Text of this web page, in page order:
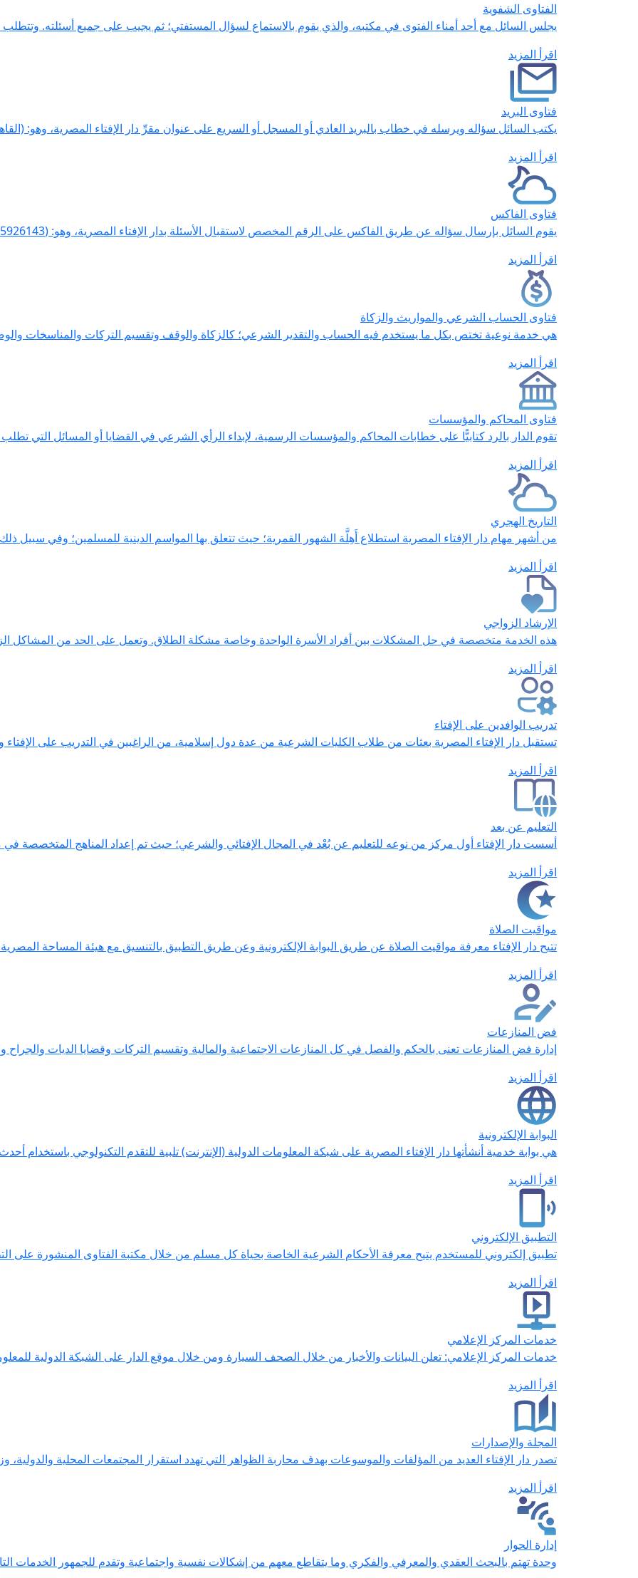
الفتاوى الشفوية
يجلس السائل مع أحد أمناء الفتوى في مكتبه، والذي يقوم بالاستماع لسؤال المستفتي؛ ثم يجيب على جميع أسئلته.
اقرأ المزيد
فتاوى البريد
يكتب السائل سؤاله ويرسله في خطاب بالبريد العادي أو المسجل أو السريع على عنوان مقرِّ دار الإفتاء المصرية، وهو:
اقرأ المزيد
فتاوى الفاكس
يقوم السائل بإرسال سؤاله عن طريق الفاكس على الرقم المخصص لاستقبال الأسئلة بدار الإفتاء المصرية، وهو: (25926143). ثم يُعْ...
اقرأ المزيد
فتاوى الحساب الشرعي والمواريث والزكاة
هي خدمة نوعية تختص بكل ما يستخدم فيه الحساب والتقدير الشرعي؛ كالزكاة والوقف وتقسيم التركات والمناسخات
اقرأ المزيد
فتاوى المحاكم والمؤسسات
تقوم الدار بالرد كتابيًّا على خطابات المحاكم والمؤسسات الرسمية، لإبداء الرأي الشرعي في القضايا أو المسائل التي تطلب
اقرأ المزيد
التاريخ الهجري
من أشهر مهام دار الإفتاء المصرية استطلاع أَهِلَّة الشهور القمرية؛ حيث تتعلق بها المواسم الدينية للمسلمين؛ وفي سبيل
اقرأ المزيد
الإرشاد الزواجي
هذه الخدمة متخصصة في حل المشكلات بين أفراد الأسرة الواحدة وخاصة مشكلة الطلاق. وتعمل على الحد من المشاكل
اقرأ المزيد
تدريب الوافدين على الإفتاء
تستقبل دار الإفتاء المصرية بعثات من طلاب الكليات الشرعية من عدة دول إسلامية، من الراغبين في التدريب على
اقرأ المزيد
التعليم عن بعد
أسست دار الإفتاء أول مركز من نوعه للتعليم عن بُعْد في المجال الإفتائي والشرعي؛ حيث تم إعداد المناهج المتخصصة في
اقرأ المزيد
مواقيت الصلاة
تتيح دار الإفتاء معرفة مواقيت الصلاة عن طريق البوابة الإلكترونية وعن طريق التطبيق بالتنسيق مع هيئة المساحة
اقرأ المزيد
فض المنازعات
إدارة فض المنازعات تعنى بالحكم والفصل في كل المنازعات الاجتماعية والمالية وتقسيم التركات وقضايا الديات والجراح
اقرأ المزيد
البوابة الإلكترونية
هي بوابة خدمية أنشأتها دار الإفتاء المصرية على شبكة المعلومات الدولية (الإنترنت) تلبية للتقدم التكنولوجي باستخدام
اقرأ المزيد
التطبيق الإلكتروني
تطبيق إلكتروني للمستخدم يتيح معرفة الأحكام الشرعية الخاصة بحياة كل مسلم من خلال مكتبة الفتاوى المنشورة على
اقرأ المزيد
خدمات المركز الإعلامي
خدمات المركز الإعلامي: تعلن البيانات والأخبار من خلال الصحف السيارة ومن خلال موقع الدار على الشبكة الدولية
اقرأ المزيد
المجلة والإصدارات
تصدر دار الإفتاء العديد من المؤلفات والموسوعات بهدف محاربة الظواهر التي تهدد استقرار المجتمعات المحلية والدولية،
اقرأ المزيد
إدارة الحوار
وحدة تهتم بالبحث العقدي والمعرفي والفكري وما يتقاطع معهم من إشكالات نفسية واجتماعية وتقدم للجمهور الخدمات